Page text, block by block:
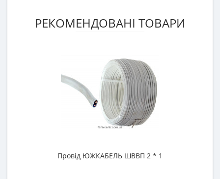
РЕКОМЕНДОВАНІ ТОВАРИ
Провід ЮЖКАБЕЛЬ ШВВП 2 * 1